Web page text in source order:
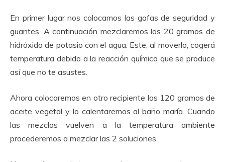
En primer lugar nos colocamos las gafas de seguridad y
guantes. A continuación mezclaremos los 20 gramos de
hidróxido de potasio con el agua. Este, al moverlo, cogerá
temperatura debido a la reacción química que se produce
así que no te asustes.
Ahora colocaremos en otro recipiente los 120 gramos de
aceite vegetal y lo calentaremos al baño maría. Cuando
las mezclas vuelven a la temperatura ambiente
procederemos a mezclar las 2 soluciones.